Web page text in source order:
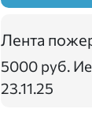
Лента
5000 руб.
23.11.25